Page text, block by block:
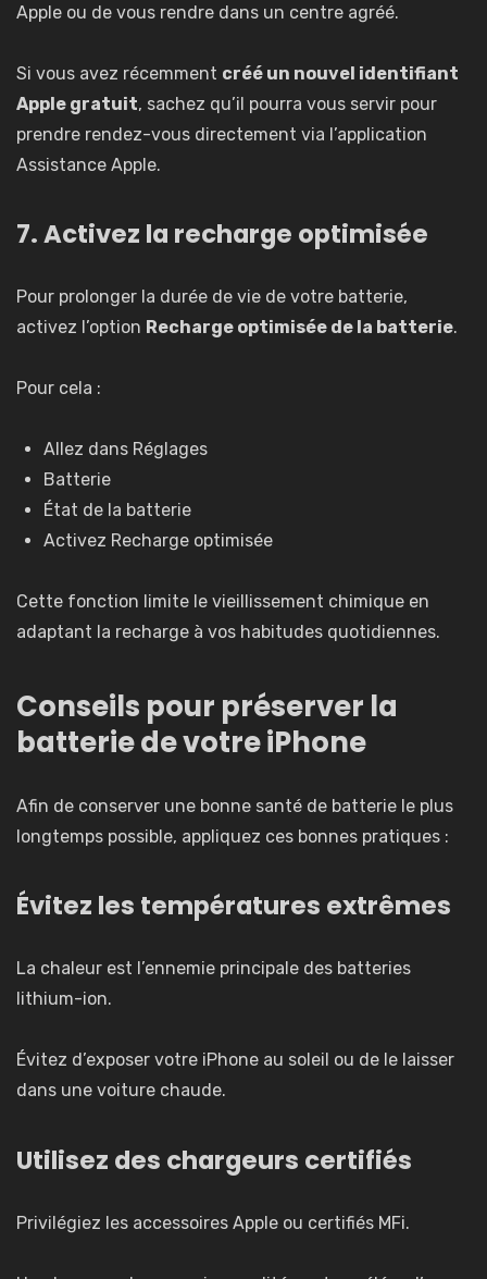
Apple ou de vous rendre dans un centre agréé.
Si vous avez récemment créé un nouvel identifiant
Apple gratuit, sachez qu’il pourra vous servir pour
prendre rendez-vous directement via l’application
Assistance Apple.
7. Activez la recharge optimisée
Pour prolonger la durée de vie de votre batterie,
activez l’option Recharge optimisée de la batterie.
Pour cela :
Allez dans Réglages
Batterie
État de la batterie
Activez Recharge optimisée
Cette fonction limite le vieillissement chimique en
adaptant la recharge à vos habitudes quotidiennes.
Conseils pour préserver la
batterie de votre iPhone
Afin de conserver une bonne santé de batterie le plus
longtemps possible, appliquez ces bonnes pratiques :
Évitez les températures extrêmes
La chaleur est l’ennemie principale des batteries
lithium-ion.
Évitez d’exposer votre iPhone au soleil ou de le laisser
dans une voiture chaude.
Utilisez des chargeurs certifiés
Privilégiez les accessoires Apple ou certifiés MFi.